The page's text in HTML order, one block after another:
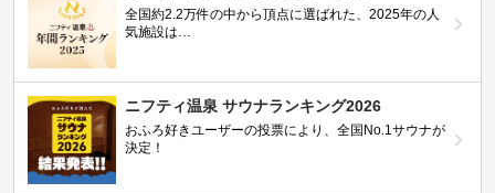
全国約2.2万件の中から頂点に選ばれた、2025年の人
気施設は…
ニフティ温泉 サウナランキング2026
おふろ好きユーザーの投票により、全国No.1サウナが
決定！